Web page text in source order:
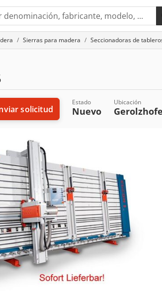
Sierras para madera Seccionadoras de
solicitud
Estado
Nuevo
Ubicación